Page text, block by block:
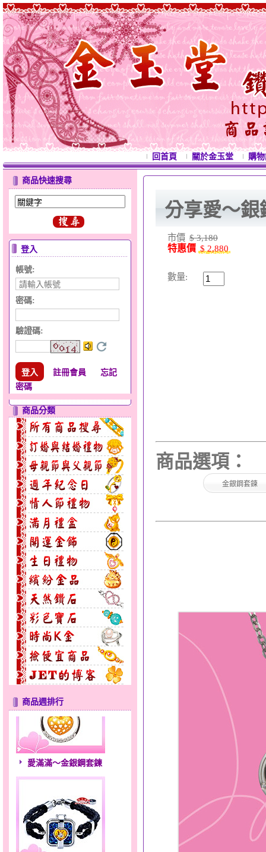
回首頁 關於金玉堂 購
商品快速搜尋
登入
帳號:
密碼:
驗證碼:
註冊會員
忘記
密碼
商品分類
商品週排行
愛滿滿～金銀鋼套鍊
分享愛～銀
市價 $ 3,180
特惠價 $ 2,880
數量:
商品選項：
金銀鋼套鍊